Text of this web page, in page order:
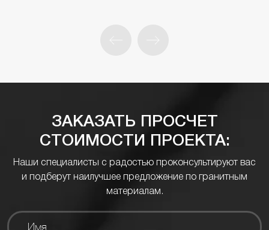
ЗАКАЗАТЬ ПРОСЧЕТ
СТОИМОСТИ ПРОЕКТА:
Наши специалисты с радостью проконсультируют вас
и подберут наилучшее предложение по гранитным
материалам.